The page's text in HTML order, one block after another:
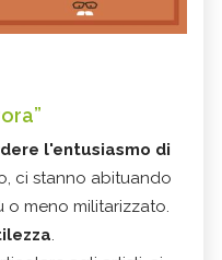
l'entusiasmo di
ci stanno abituando
meno militarizzato.
.